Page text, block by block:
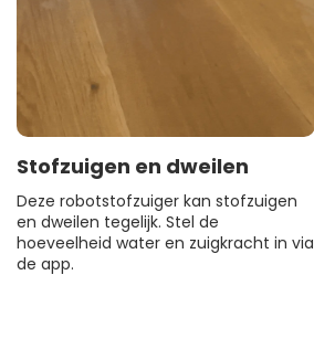
Stofzuigen en dweilen
Deze robotstofzuiger kan stofzuigen
en dweilen tegelijk. Stel de
hoeveelheid water en zuigkracht in via
de app.